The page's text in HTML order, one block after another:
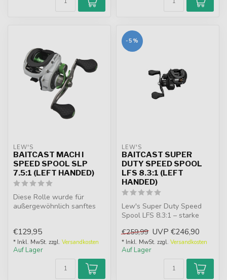
LEW'S
BAITCAST MACH I
SPEED SPOOL SLP
7.5:1 (LEFT HANDED)
Diese Rolle wurde für
außergewöhnlich sanftes
€129,95
* Inkl. MwSt. zzgl. Versandkosten
Auf Lager
-5%
LEW'S
BAITCAST SUPER
DUTY SPEED SPOOL
LFS 8.3:1 (LEFT
HANDED)
Lew's Super Duty Speed
Spool LFS 8.3:1 – starke
System, ...
€259,99 UVP €246,90
* Inkl. MwSt. zzgl. Versandkosten
Auf Lager